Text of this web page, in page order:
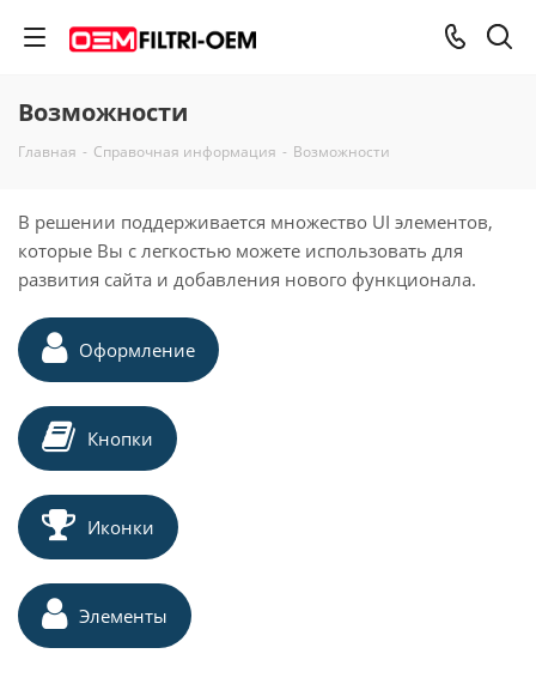
Возможности
Главная - Справочная информация - Возможности
В решении поддерживается множество UI элементов,
которые Вы с легкостью можете использовать для
развития сайта и добавления нового функционала.
Оформление
Кнопки
Иконки
Элементы